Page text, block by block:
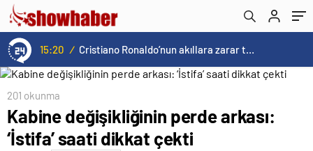
15:20 / Cristiano Ronaldo’nun akıllara zarar tüm kariyerinin istatistiğini çıkardık !
201 okunma
Kabine değişikliğinin perde arkası:
‘İstifa’ saati dikkat çekti